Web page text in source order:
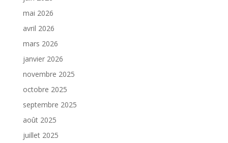
mai 2026
avril 2026
mars 2026
janvier 2026
novembre 2025
octobre 2025
septembre 2025
août 2025
juillet 2025